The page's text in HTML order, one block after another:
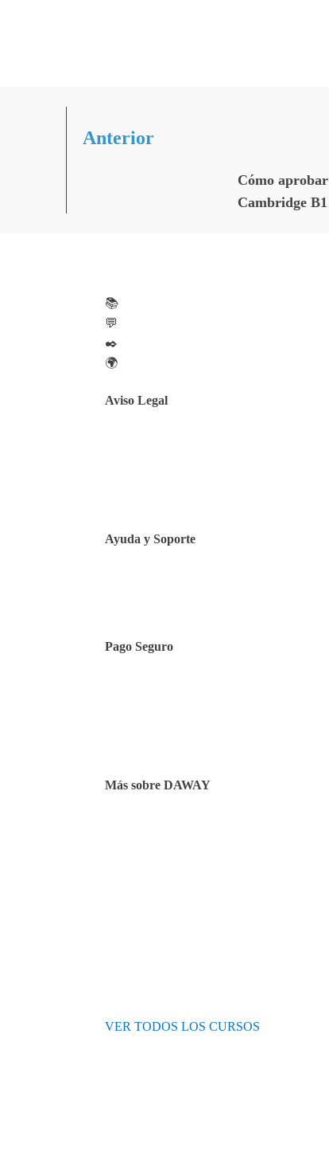
Anterior
Cómo
Cambridge
📚
💬
✒️
🌍
Aviso Legal
Ayuda y Soporte
Pago Seguro
Más sobre DAWAY
VER TODOS LOS CURSOS